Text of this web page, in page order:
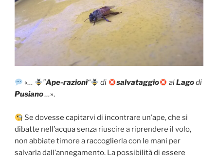
«… ”Ape-razioni“ di salvataggio alLagodi
Pusiano…».
Se dovesse capitarvi di incontrare un’ape, che si
dibatte nell’acqua senza riuscire a riprendere il volo,
non abbiate timore a raccoglierla con le mani per
salvarla dall’annegamento. La possibilità di essere